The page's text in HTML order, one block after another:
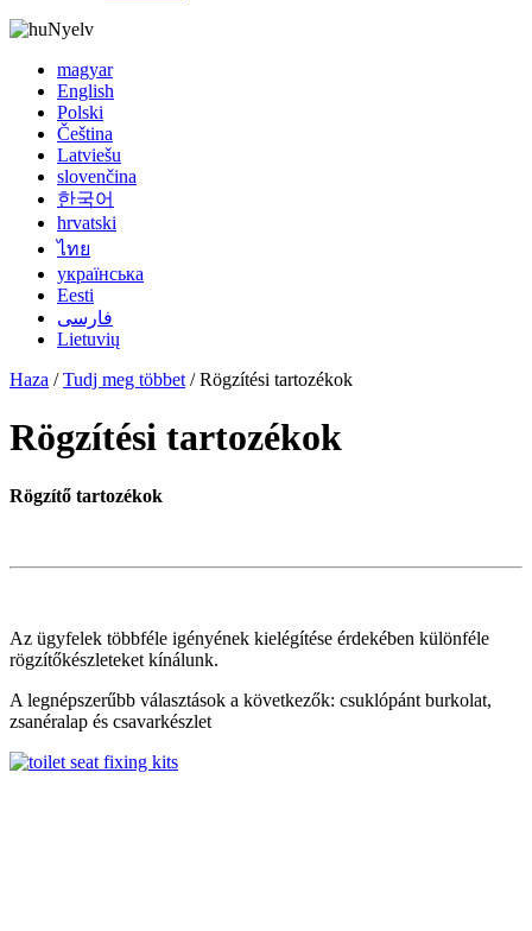
Nyelv
magyar
English
Polski
Čeština
Latviešu
slovenčina
한국어
hrvatski
ไทย
українська
Eesti
فارسی
Lietuvių
Haza /Tudj meg többet / Rögzítési tartozékok
Rögzítési tartozékok
Rögzítő tartozékok
Az ügyfelek többféle igényének kielégítése érdekében különféle
rögzítőkészleteket kínálunk.
A legnépszerűbb választások a következők: csuklópánt burkolat,
zsanéralap és csavarkészlet